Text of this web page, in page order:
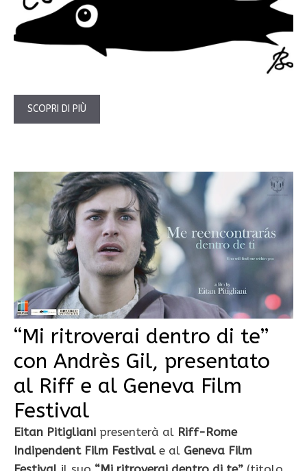
SCOPRI DI PIÙ
“Mi ritroverai dentro di te”
con Andrès Gil, presentato
al Riff e al Geneva Film
Festival
Eitan Pitigliani presenterà al Riff-Rome
Indipendent Film Festival e al Geneva Film